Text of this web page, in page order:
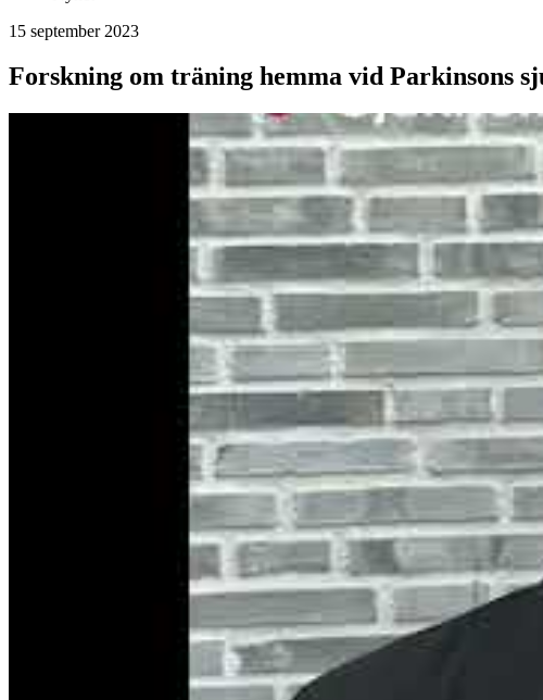
15 september 2023
Forskning om träning hemma vid Parkinsons